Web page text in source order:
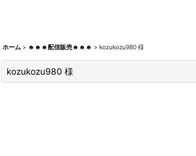
ホーム > ☻☻☻配信販売☻☻☻ > kozukozu980 様
kozukozu980 様